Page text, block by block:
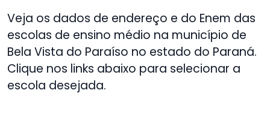
Veja os dados de endereço e do Enem das
escolas de ensino médio na município de
Bela Vista do Paraíso no estado do Paraná.
Clique nos links abaixo para selecionar a
escola desejada.